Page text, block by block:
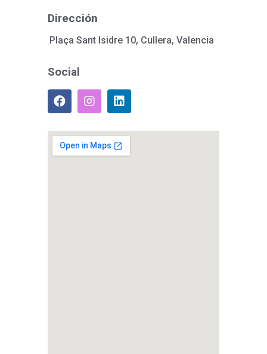
Dirección
Plaça Sant Isidre 10, Cullera, Valencia
Social